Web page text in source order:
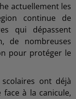
actuellement les
continue de
qui dépassent
de nombreuses
pour protéger le
ont déjà
à la canicule,